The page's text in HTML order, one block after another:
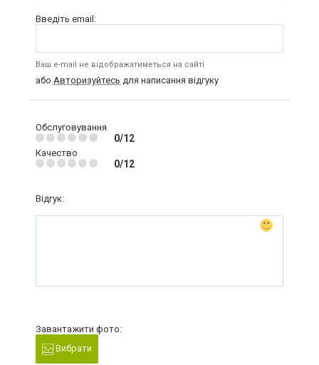
Введіть email:
Ваш e-mail не відображатиметься на сайті
або Авторизуйтесь для написання відгуку
Обслуговування
0/12
Качество
0/12
Відгук:
Завантажити фото:
Вибрати